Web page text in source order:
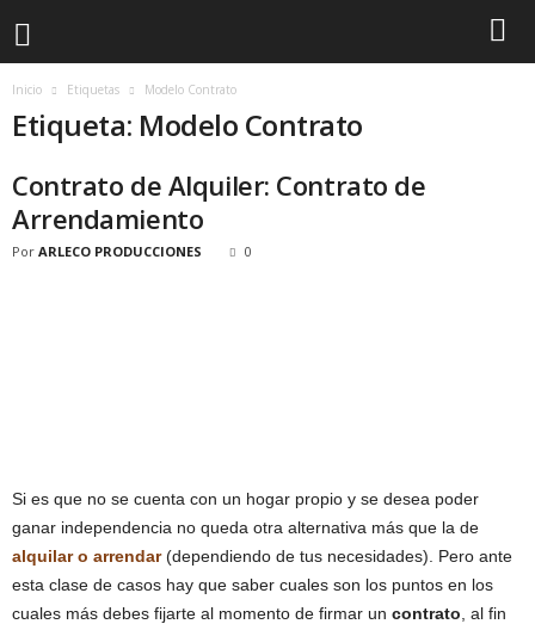
Inicio Etiquetas Modelo Contrato
Etiqueta: Modelo Contrato
Contrato de Alquiler: Contrato de
Arrendamiento
Por ARLECO PRODUCCIONES 0
Si es que no se cuenta con un hogar propio y se desea poder
ganar independencia no queda otra alternativa más que la de
alquilar o arrendar(dependiendo de tus necesidades). Pero ante
esta clase de casos hay que saber cuales son los puntos en los
cuales más debes fijarte al momento de firmar un contrato , al fin